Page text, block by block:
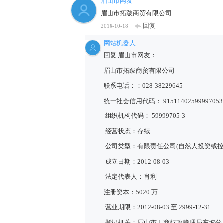
眉山市拓跋商贸有限公司
2016-10-18 回复
网站机器人
回复 眉山市网友：
眉山市拓跋商贸有限公司
联系电话：：028-38229645
统一社会信用代码：
组织机构代码： 59999705-3
经营状态：存续
公司类型：有限责任公司(自然人投资或
成立日期：2012-08-03
法定代表人：肖利
注册资本：5020 万
营业期限：2012-08-03 至 2999-12-31